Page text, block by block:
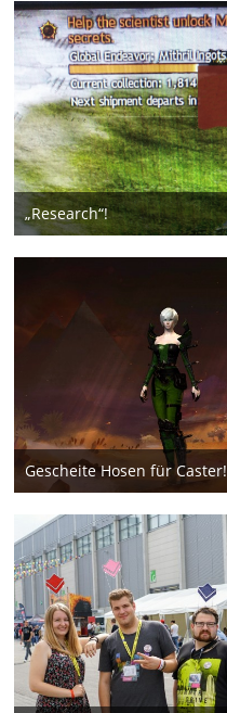
„Research“!
28. Mai 2019
Gescheite Hosen für Caster!
25. September 2018